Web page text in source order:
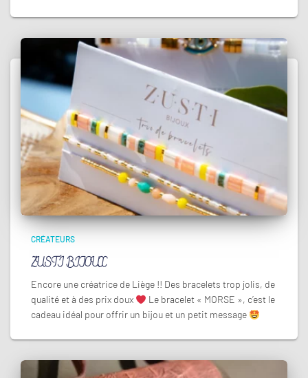
CRÉATEURS
ZUSTI BIJOUX
Encore une créatrice de Liège !! Des bracelets trop jolis, de
qualité et à des prix doux
Le bracelet « MORSE », c’est le
cadeau idéal pour offrir un bijou et un petit message